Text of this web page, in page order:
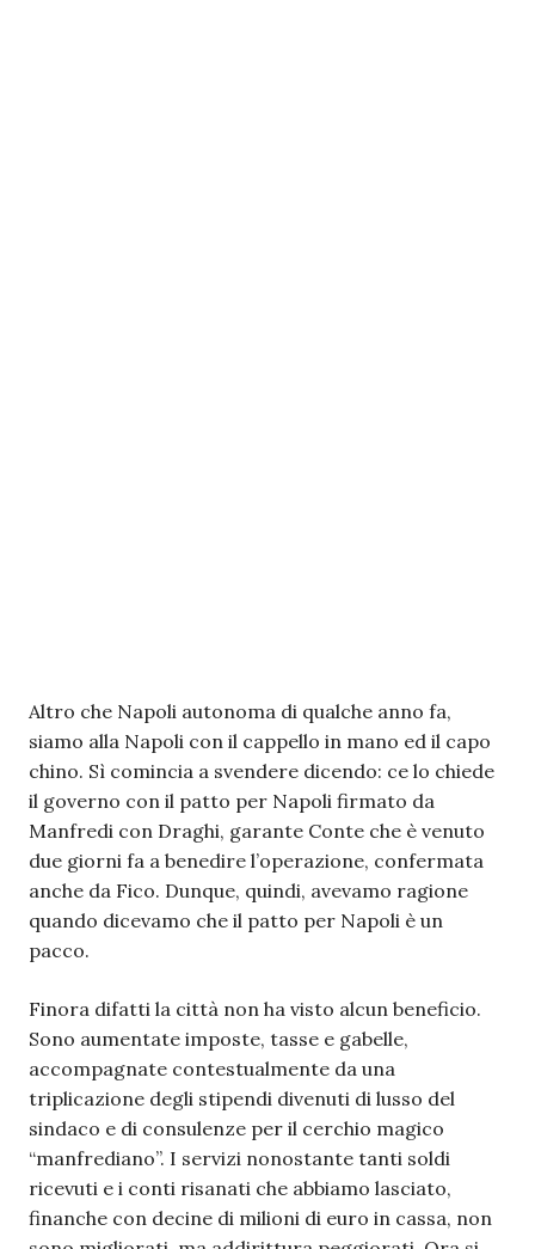
Altro che Napoli autonoma di qualche anno fa,
siamo alla Napoli con il cappello in mano ed il capo
chino. Sì comincia a svendere dicendo: ce lo chiede
il governo con il patto per Napoli firmato da
Manfredi con Draghi, garante Conte che è venuto
due giorni fa a benedire l’operazione, confermata
anche da Fico. Dunque, quindi, avevamo ragione
quando dicevamo che il patto per Napoli è un
pacco.
Finora difatti la città non ha visto alcun beneficio.
Sono aumentate imposte, tasse e gabelle,
accompagnate contestualmente da una
triplicazione degli stipendi divenuti di lusso del
sindaco e di consulenze per il cerchio magico
“manfrediano”. I servizi nonostante tanti soldi
ricevuti e i conti risanati che abbiamo lasciato,
finanche con decine di milioni di euro in cassa, non